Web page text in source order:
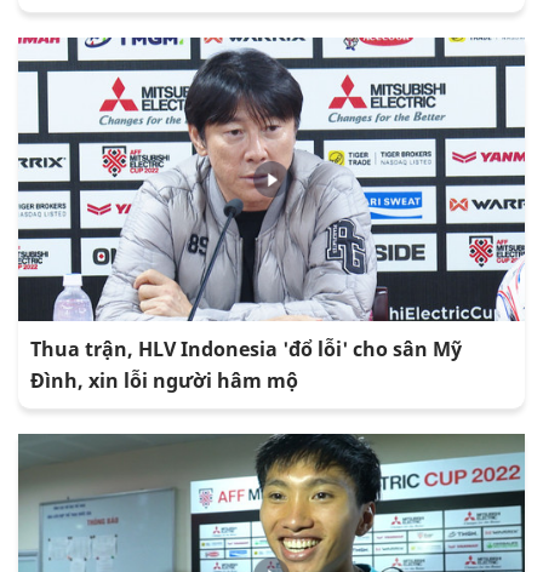
Thua trận, HLV Indonesia 'đổ lỗi' cho sân Mỹ
Đình, xin lỗi người hâm mộ